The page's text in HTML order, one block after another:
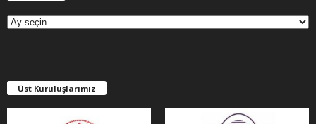
E
R
Üst Kuruluşlarımız